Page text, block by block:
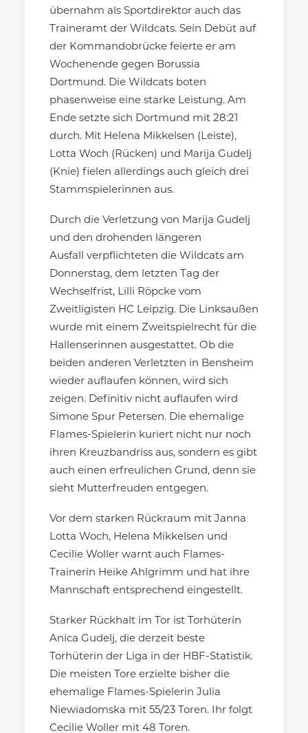
übernahm als Sportdirektor auch das
Traineramt der Wildcats. Sein Debüt auf
der Kommandobrücke feierte er am
Wochenende gegen Borussia
Dortmund. Die Wildcats boten
phasenweise eine starke Leistung. Am
Ende setzte sich Dortmund mit 28:21
durch. Mit Helena Mikkelsen (Leiste),
Lotta Woch (Rücken) und Marija Gudelj
(Knie) fielen allerdings auch gleich drei
Stammspielerinnen aus.
Durch die Verletzung von Marija Gudelj
und den drohenden längeren
Ausfall verpflichteten die Wildcats am
Donnerstag, dem letzten Tag der
Wechselfrist, Lilli Röpcke vom
Zweitligisten HC Leipzig. Die Linksaußen
wurde mit einem Zweitspielrecht für die
Hallenserinnen ausgestattet. Ob die
beiden anderen Verletzten in Bensheim
wieder auflaufen können, wird sich
zeigen. Definitiv nicht auflaufen wird
Simone Spur Petersen. Die ehemalige
Flames-Spielerin kuriert nicht nur noch
ihren Kreuzbandriss aus, sondern es gibt
auch einen erfreulichen Grund, denn sie
sieht Mutterfreuden entgegen.
Vor dem starken Rückraum mit Janna
Lotta Woch, Helena Mikkelsen und
Cecilie Woller warnt auch Flames-
Trainerin Heike Ahlgrimm und hat ihre
Mannschaft entsprechend eingestellt.
Starker Rückhalt im Tor ist Torhüterin
Anica Gudelj, die derzeit beste
Torhüterin der Liga in der HBF-Statistik.
Die meisten Tore erzielte bisher die
ehemalige Flames-Spielerin Julia
Niewiadomska mit 55/23 Toren. Ihr folgt
Cecilie Woller mit 48 Toren.